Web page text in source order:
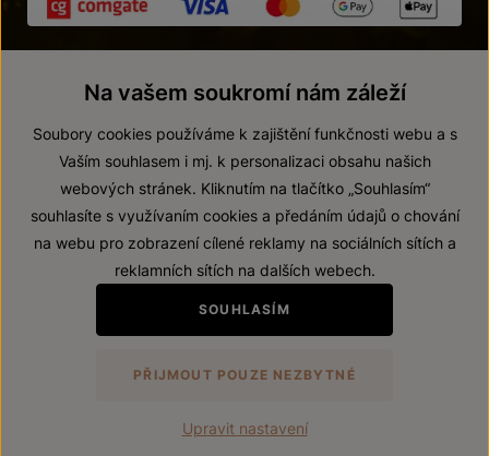
© 2026 ZNOVÍN ZNOJMO, a. s.
Prohlášení o přístupnosti
Zákaz prodeje alkoholických nápojů osobám mladším 18 let.
VytvořilwebProgress
Na vašem soukromí nám záleží
Soubory cookies používáme k zajištění funkčnosti webu a s
Vaším souhlasem i mj. k personalizaci obsahu našich
webových stránek. Kliknutím na tlačítko „Souhlasím“
souhlasíte s využívaním cookies a předáním údajů o chování
na webu pro zobrazení cílené reklamy na sociálních sítích a
reklamních sítích na dalších webech.
SOUHLASÍM
PŘIJMOUT POUZE NEZBYTNÉ
Upravit nastavení